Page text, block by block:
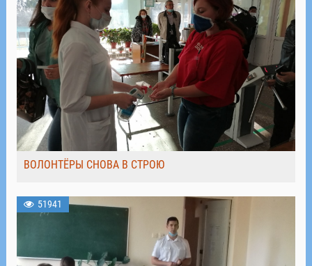
ВОЛОНТЁРЫ СНОВА В СТРОЮ
51941